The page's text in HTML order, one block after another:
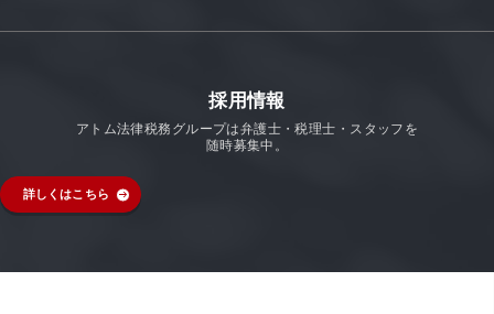
採用情報
アトム法律税務グループは弁護士・税理士・スタッフを
随時募集中。
詳しくはこちら